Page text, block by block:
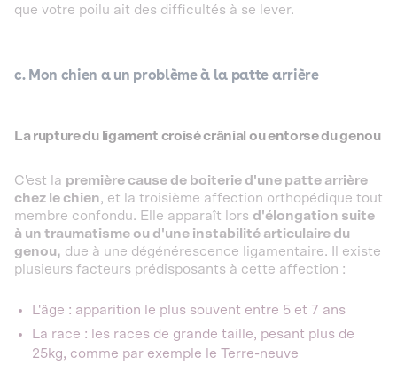
que votre poilu ait des difficultés à se lever.
c. Mon chien a un problème à la patte arrière
La rupture du ligament croisé crânial ou entorse du genou
C'est la première cause de boiterie d'une patte arrière
chez le chien, et la troisième affection orthopédique tout
membre confondu. Elle apparaît lors d'élongation suite
à un traumatisme ou d'une instabilité articulaire du
genou, due à une dégénérescence ligamentaire. Il existe
plusieurs facteurs prédisposants à cette affection :
L'âge : apparition le plus souvent entre 5 et 7 ans
La race : les races de grande taille, pesant plus de
25kg, comme par exemple le Terre-neuve